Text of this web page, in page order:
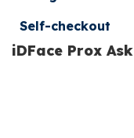
Self-checkout
iDFace Prox Ask